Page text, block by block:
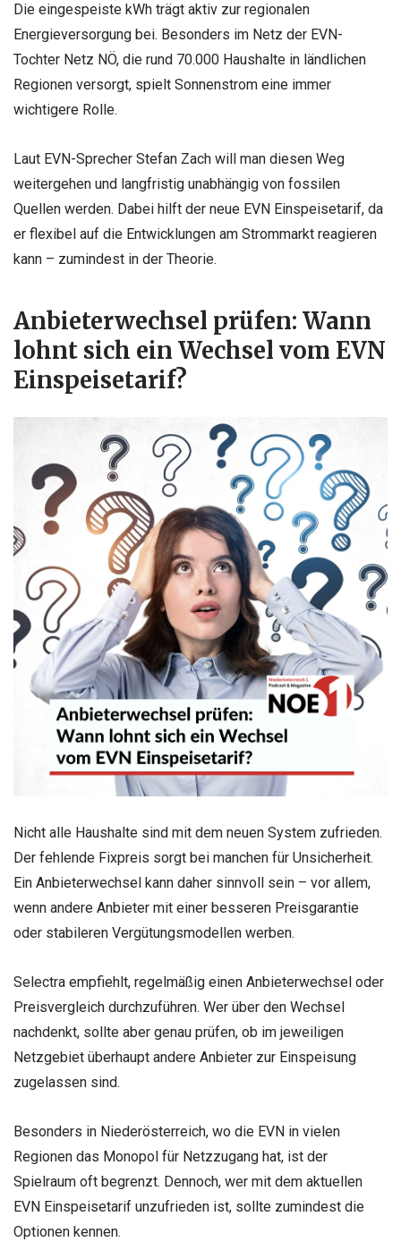
Die eingespeiste kWh trägt aktiv zur regionalen
Energieversorgung bei. Besonders im Netz der EVN-
Tochter Netz NÖ, die rund 70.000 Haushalte in ländlichen
Regionen versorgt, spielt Sonnenstrom eine immer
wichtigere Rolle.
Laut EVN-Sprecher Stefan Zach will man diesen Weg
weitergehen und langfristig unabhängig von fossilen
Quellen werden. Dabei hilft der neue EVN Einspeisetarif, da
er flexibel auf die Entwicklungen am Strommarkt reagieren
kann – zumindest in der Theorie.
Anbieterwechsel prüfen: Wann
lohnt sich ein Wechsel vom EVN
Einspeisetarif?
Nicht alle Haushalte sind mit dem neuen System zufrieden.
Der fehlende Fixpreis sorgt bei manchen für Unsicherheit.
Ein Anbieterwechsel kann daher sinnvoll sein – vor allem,
wenn andere Anbieter mit einer besseren Preisgarantie
oder stabileren Vergütungsmodellen werben.
Selectra empfiehlt, regelmäßig einen Anbieterwechsel oder
Preisvergleich durchzuführen. Wer über den Wechsel
nachdenkt, sollte aber genau prüfen, ob im jeweiligen
Netzgebiet überhaupt andere Anbieter zur Einspeisung
zugelassen sind.
Besonders in Niederösterreich, wo die EVN in vielen
Regionen das Monopol für Netzzugang hat, ist der
Spielraum oft begrenzt. Dennoch, wer mit dem aktuellen
EVN Einspeisetarif unzufrieden ist, sollte zumindest die
Optionen kennen.